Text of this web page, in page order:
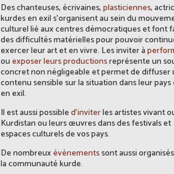
Des chanteuses, écrivaines,plasticiennes,
kurdes en exil s’organisent au sein du
culturel lié aux centres démocratiques et font
des difficultés matérielles pour pouvoir
exercer leur art et en vivre. Les inviter à
ou exposer leurs productionsreprésente un
concret non négligeable et permet de diffuser
contenu sensible sur la situation dans leur pays
en exil.
Il est aussi possibled’inviterles artistes vivant
Kurdistan ou leurs œuvres dans des festivals et
espaces culturels de vos pays.
De nombreuxévènementssont aussi
la communauté kurde.